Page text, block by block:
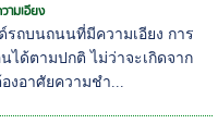
มเอียง
ถบนถนนที่มีความเอียง การ
ได้ตามปกติ ไม่ว่าจะเกิดจาก
งอาศัยความชำ...